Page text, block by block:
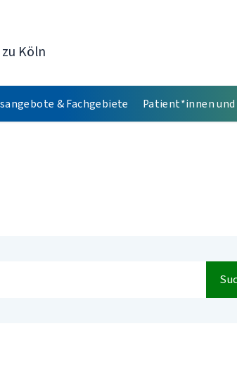
Köln
& Fachgebiete Patient*innen